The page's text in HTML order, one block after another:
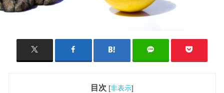
目次 [非表示]